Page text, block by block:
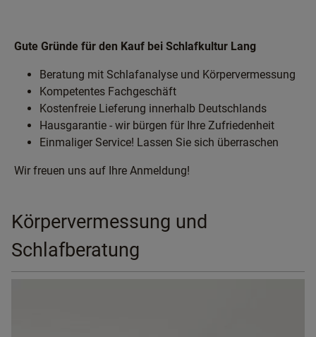
Gute Gründe für den Kauf bei Schlafkultur Lang
Beratung mit Schlafanalyse und Körpervermessung
Kompetentes Fachgeschäft
Kostenfreie Lieferung innerhalb Deutschlands
Hausgarantie - wir bürgen für Ihre Zufriedenheit
Einmaliger Service! Lassen Sie sich überraschen
Wir freuen uns auf Ihre Anmeldung!
Körpervermessung und
Schlafberatung